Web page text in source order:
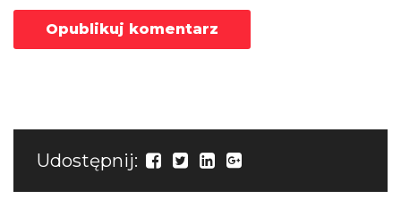
Udostępnij: